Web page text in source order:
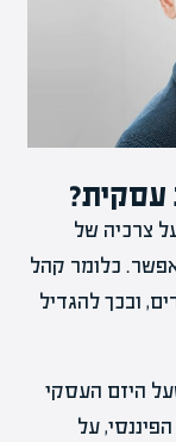
עסקית?
צרכיה של
כלומר קהל
ובכך להגדיל
היזם העסקי
על